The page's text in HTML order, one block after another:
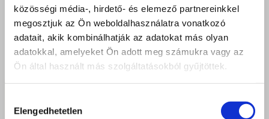
közösségi média-, hirdető- és elemező partnereinkkel
megosztjuk az Ön weboldalhasználatra vonatkozó
adatait, akik kombinálhatják az adatokat más olyan
adatokkal, amelyeket Ön adott meg számukra vagy az
Ön által használt más szolgáltatásokból gyűjtöttek.
kiválasztása
Elengedhetetlen